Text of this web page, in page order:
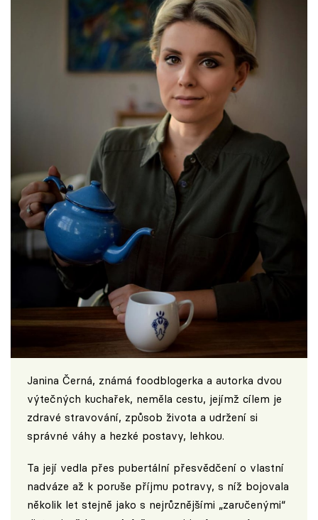
Janina Černá, známá foodblogerka a autorka dvou
výtečných kuchařek, neměla cestu, jejímž cílem je
zdravé stravování, způsob života a udržení si
správné váhy a hezké postavy, lehkou.
Ta její vedla přes pubertální přesvědčení o vlastní
nadváze až k poruše příjmu potravy, s níž bojovala
několik let stejně jako s nejrůznějšími „zaručenými“